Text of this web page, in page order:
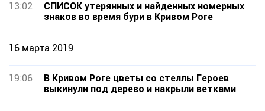
13:02
СПИСОК утерянных и найденных номерных
знаков во время бури в Кривом Роге
16 марта 2019
19:06
В Кривом Роге цветы со стеллы Героев
выкинули под дерево и накрыли ветками